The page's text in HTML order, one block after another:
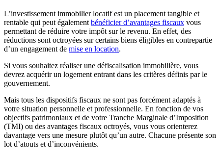
L’investissement immobilier locatif est un placement tangible et
rentable qui peut également bénéficier d’avantages fiscaux vous
permettant de réduire votre impôt sur le revenu. En effet, des
réductions sont octroyées sur certains biens éligibles en contrepartie
d’un engagement de mise en location.
Si vous souhaitez réaliser une défiscalisation immobilière, vous
devrez acquérir un logement entrant dans les critères définis par le
gouvernement.
Mais tous les dispositifs fiscaux ne sont pas forcément adaptés à
votre situation personnelle et professionnelle. En fonction de vos
objectifs patrimoniaux et de votre Tranche Marginale d’Imposition
(TMI) ou des avantages fiscaux octroyés, vous vous orienterez
davantage vers une mesure plutôt qu’un autre. Chacune présente son
lot d’atouts et d’inconvénients.